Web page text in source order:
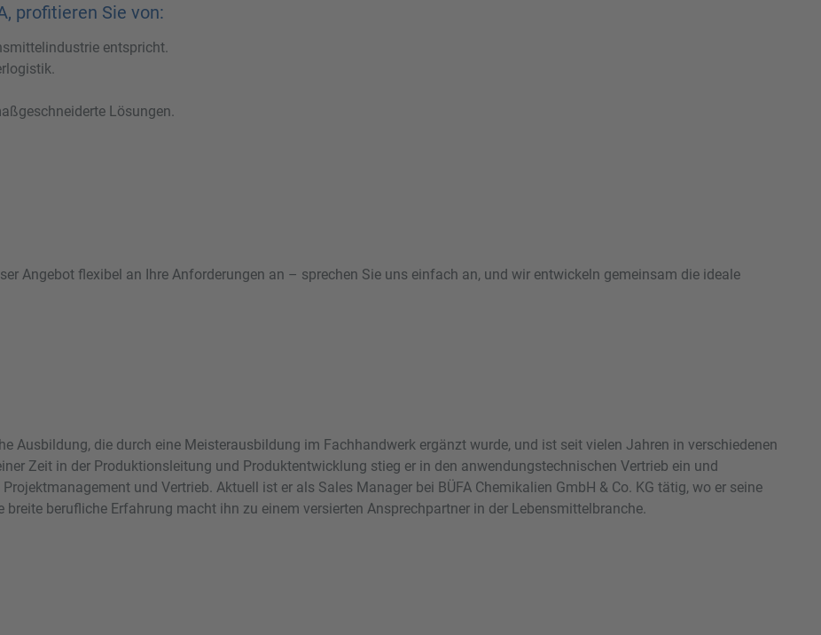
profitieren Sie von:
entspricht.
Lösungen.
Angebot flexibel an Ihre Anforderungen an – sprechen Sie uns einfach an, und wir entwickeln gemeinsam die ideale
Ausbildung, die durch eine Meisterausbildung im Fachhandwerk ergänzt wurde, und ist seit vielen Jahren in verschiedenen
Zeit in der Produktionsleitung und Produktentwicklung stieg er in den anwendungstechnischen Vertrieb ein und
und Vertrieb. Aktuell ist er als Sales Manager bei BÜFA Chemikalien GmbH & Co. KG tätig, wo er seine
breite berufliche Erfahrung macht ihn zu einem versierten Ansprechpartner in der Lebensmittelbranche.